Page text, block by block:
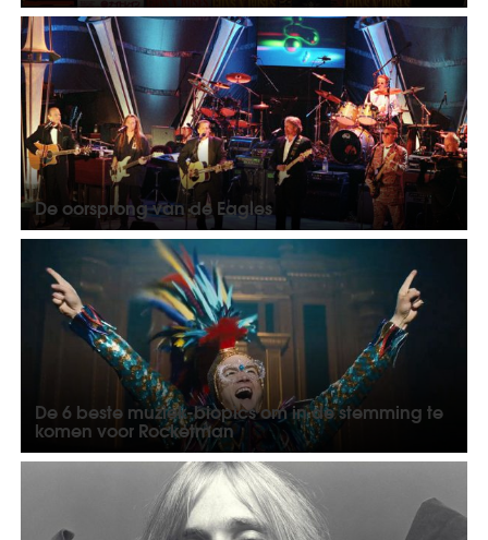
De oorsprong van de Eagles
De 6 beste muziek-biopics om in de stemming te
komen voor Rocketman